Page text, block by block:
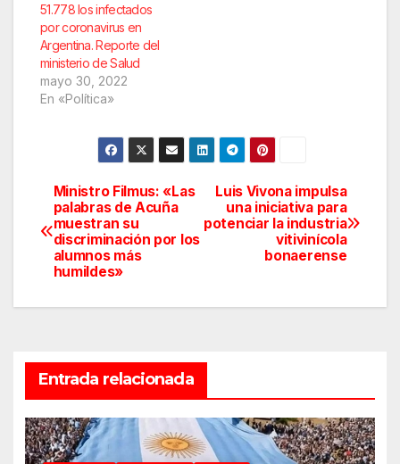
51.778 los infectados
por coronavirus en
Argentina. Reporte del
ministerio de Salud
mayo 30, 2022
En «Política»
Navegación
de
entradas
Luis Vivona impulsa
una iniciativa para
potenciar la industria
vitivinícola
bonaerense
Ministro Filmus: «Las
palabras de Acuña
muestran su
discriminación por los
alumnos más
humildes»
Entrada relacionada